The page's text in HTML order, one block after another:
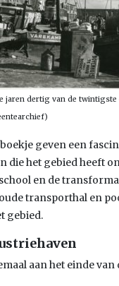
jaren dertig van de twintigste
boekje geven een
die het gebied heeft
en de
transporthal en
gebied.
aan het einde van